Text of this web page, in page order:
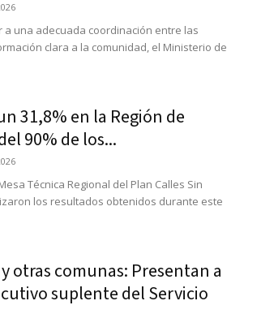
a una adecuada coordinación entre las
clara a la comunidad, el Ministerio de
31,8% en la Región de
90% de los...
Técnica Regional del Plan Calles Sin
los resultados obtenidos durante este
otras comunas: Presentan a
suplente del Servicio